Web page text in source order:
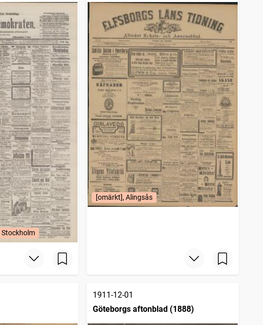
[omärkt], Alingsås
1911-12-01
Göteborgs aftonblad (1888)